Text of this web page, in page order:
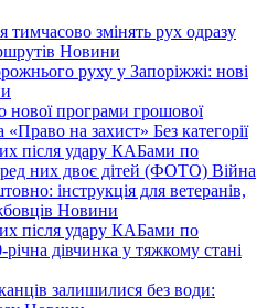
тимчасово змінять рух одразу
Новини
руху у Запоріжжі: нові
нової програми грошової
«Право на захист» Без категорії
після удару КАБами по
них двоє дітей (ФОТО) Війна
інструкція для ветеранів,
Новини
після удару КАБами по
дівчинка у тяжкому стані
залишилися без води: